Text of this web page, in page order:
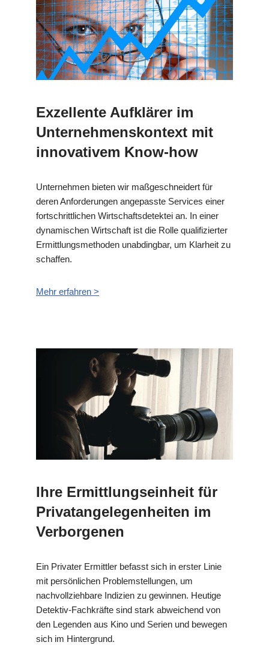
Exzellente Aufklärer im
Unternehmenskontext mit
innovativem Know-how
Unternehmen bieten wir maßgeschneidert für
deren Anforderungen angepasste Services einer
fortschrittlichen Wirtschaftsdetektei an. In einer
dynamischen Wirtschaft ist die Rolle qualifizierter
Ermittlungsmethoden unabdingbar, um Klarheit zu
schaffen.
Mehr erfahren >
Ihre Ermittlungseinheit für
Privatangelegenheiten im
Verborgenen
Ein Privater Ermittler befasst sich in erster Linie
mit persönlichen Problemstellungen, um
nachvollziehbare Indizien zu gewinnen. Heutige
Detektiv-Fachkräfte sind stark abweichend von
den Legenden aus Kino und Serien und bewegen
sich im Hintergrund.